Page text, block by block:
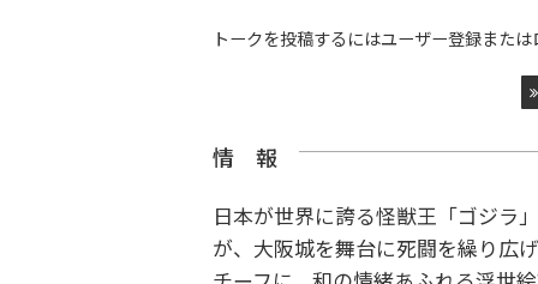
トークを投稿するにはユーザー登録または
情 報
日本が世界に誇る怪獣王「ゴジラ
が、大阪城を舞台に死闘を繰り広